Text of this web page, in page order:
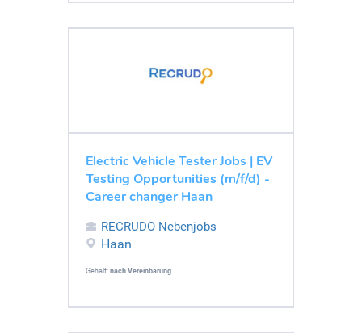
Electric Vehicle Tester Jobs | EV
Testing Opportunities (m/f/d) -
Career changer Haan
RECRUDO Nebenjobs
Haan
Gehalt: nach Vereinbarung